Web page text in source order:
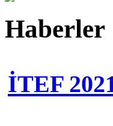
Haberler
İTEF